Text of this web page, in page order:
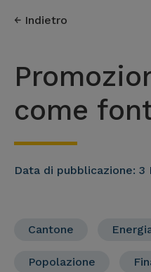
Indietro
come
Data di pubblicazione: 3
Cantone
Popolazione